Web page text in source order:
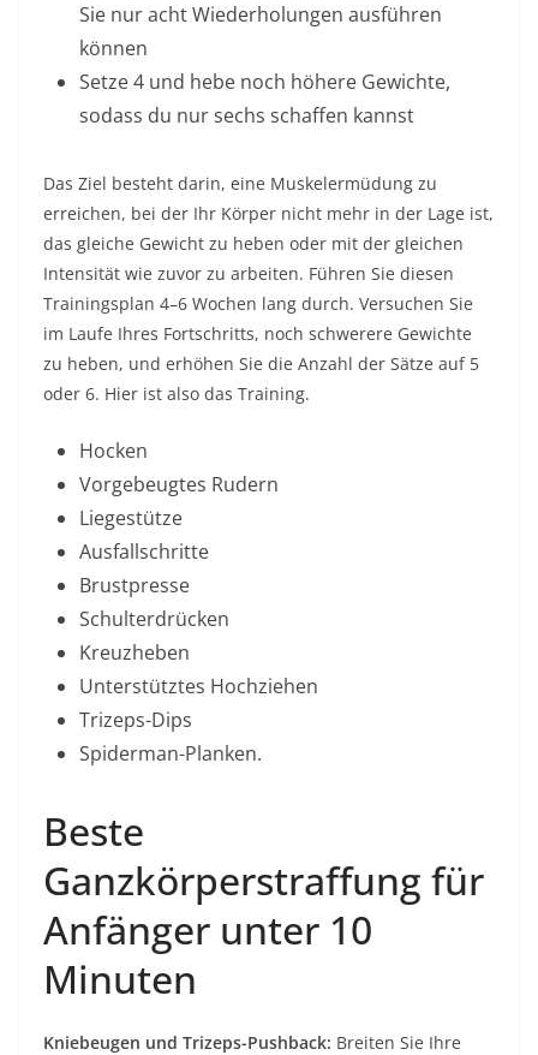
Sie nur acht Wiederholungen ausführen
können
Setze 4 und hebe noch höhere Gewichte,
sodass du nur sechs schaffen kannst
Das Ziel besteht darin, eine Muskelermüdung zu
erreichen, bei der Ihr Körper nicht mehr in der Lage ist,
das gleiche Gewicht zu heben oder mit der gleichen
Intensität wie zuvor zu arbeiten. Führen Sie diesen
Trainingsplan 4–6 Wochen lang durch. Versuchen Sie
im Laufe Ihres Fortschritts, noch schwerere Gewichte
zu heben, und erhöhen Sie die Anzahl der Sätze auf 5
oder 6. Hier ist also das Training.
Hocken
Vorgebeugtes Rudern
Liegestütze
Ausfallschritte
Brustpresse
Schulterdrücken
Kreuzheben
Unterstütztes Hochziehen
Trizeps-Dips
Spiderman-Planken.
Beste
Ganzkörperstraffung für
Anfänger unter 10
Minuten
Kniebeugen und Trizeps-Pushback: Breiten Sie Ihre